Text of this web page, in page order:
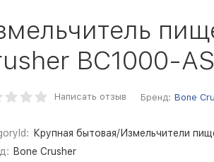
ВС1000-AS
Написать отзыв Бренд: Bone
Крупная бытовая/Измельчители
Bone Crusher